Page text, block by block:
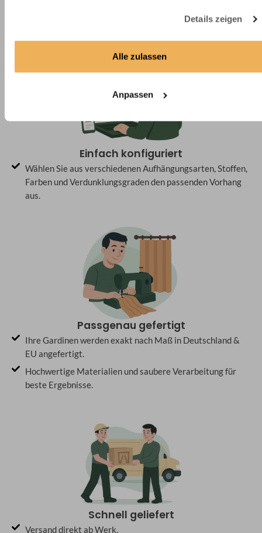
Details zeigen
Alle zulassen
Anpassen
Vorhang– schnell, einfach & passgenau
Einfach konfiguriert
Wählen Sie aus verschiedenen Aufhängungsarten, Stoffen,
Farben und Verdunklungsgraden den passenden Vorhang
aus.
Passgenau gefertigt
Ihre Gardinen werden exakt nach Maß in Deutschland &
EU angefertigt.
Hochwertige Materialien und saubere Verarbeitung für
beste Ergebnisse.
Schnell geliefert
Versand direkt ab Werk.